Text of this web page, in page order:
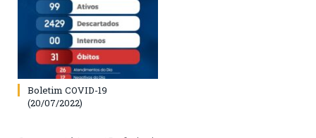
Boletim COVID-19
(20/07/2022)